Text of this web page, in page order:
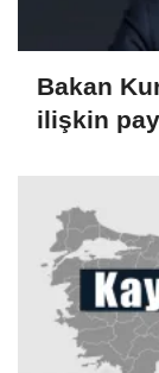
Bakan
ilişkin